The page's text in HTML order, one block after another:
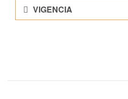
VIGENCIA